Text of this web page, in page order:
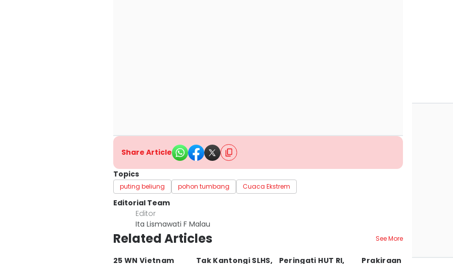
Share Article
Topics
puting beliung pohon tumbang Cuaca Ekstrem
Editorial Team
Editor
Ita Lismawati F Malau
Related Articles See More
25 WN Vietnam Tak Kantongi SLHS, Peringati HUT RI, Prakiraan Cuaca